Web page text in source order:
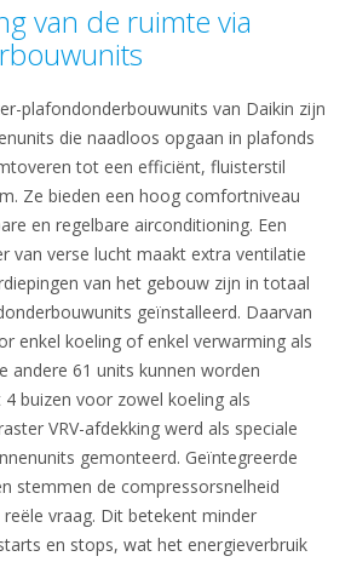
van de ruimte via
plafondonderbouwunits van Daikin zijn
die naadloos opgaan in plafonds
tot een efficiënt, fluisterstil
Ze bieden een hoog comfortniveau
en regelbare airconditioning. Een
van verse lucht maakt extra ventilatie
van het gebouw zijn in totaal
geïnstalleerd. Daarvan
enkel koeling of enkel verwarming als
andere 61 units kunnen worden
buizen voor zowel koeling als
VRV-afdekking werd als speciale
gemonteerd. Geïntegreerde
stemmen de compressorsnelheid
vraag. Dit betekent minder
en stops, wat het energieverbruik